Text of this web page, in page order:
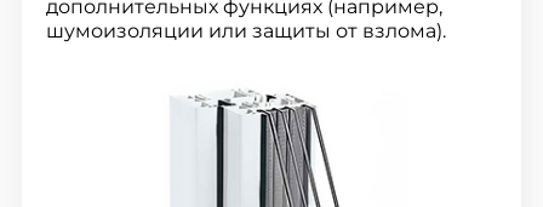
дополнительных функциях (например,
шумоизоляции или защиты от взлома).